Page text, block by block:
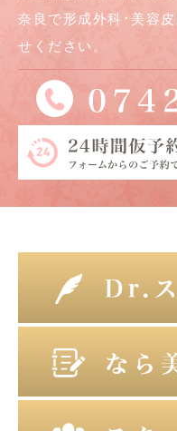
奈良で形成外科･美容
せください。